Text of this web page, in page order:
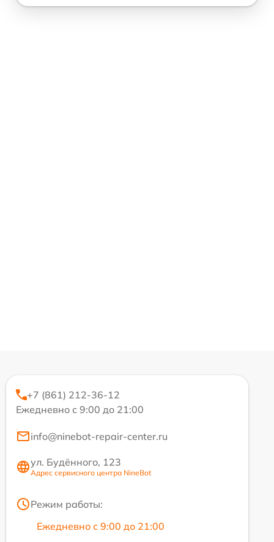
+7 (861) 212-36-12
Ежедневно с 9:00 до 21:00
info@ninebot-repair-center.ru
ул. Будённого, 123
Адрес сервисного центра NineBot
Режим работы:
Ежедневно с 9:00 до 21:00